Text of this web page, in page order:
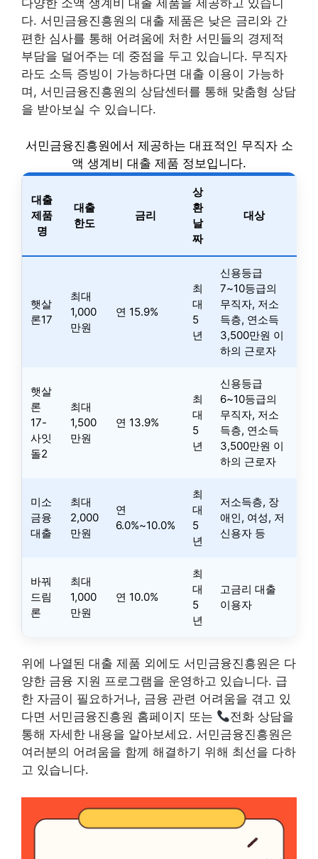
다양한 소액 생계비 대출 제품을 제공하고 있습니
다. 서민금융진흥원의 대출 제품은 낮은 금리와 간
편한 심사를 통해 어려움에 처한 서민들의 경제적
부담을 덜어주는 데 중점을 두고 있습니다. 무직자
라도 소득 증빙이 가능하다면 대출 이용이 가능하
며, 서민금융진흥원의 상담센터를 통해 맞춤형 상담
을 받아보실 수 있습니다.
서민금융진흥원에서 제공하는 대표적인 무직자 소
액 생계비 대출 제품 정보입니다.
대출
제품
명
대출
한도
금리
상
환
날
짜
대상
햇살
론17
최대
1,000
만원
연 15.9%
최
대
5
년
신용등급
7~10등급의
무직자, 저소
득층, 연소득
3,500만원 이
하의 근로자
햇살
론
17-
사잇
돌2
최대
1,500
만원
연 13.9%
최
대
5
년
신용등급
6~10등급의
무직자, 저소
득층, 연소득
3,500만원 이
하의 근로자
미소
금융
대출
최대
2,000
만원
연
6.0%~10.0%
최
대
5
년
저소득층, 장
애인, 여성, 저
신용자 등
바꿔
드림
론
최대
1,000
만원
연 10.0%
최
대
5
년
고금리 대출
이용자
위에 나열된 대출 제품 외에도 서민금융진흥원은 다
양한 금융 지원 프로그램을 운영하고 있습니다. 급
한 자금이 필요하거나, 금융 관련 어려움을 겪고 있
다면 서민금융진흥원 홈페이지 또는
전화 상담을
통해 자세한 내용을 알아보세요. 서민금융진흥원은
여러분의 어려움을 함께 해결하기 위해 최선을 다하
고 있습니다.